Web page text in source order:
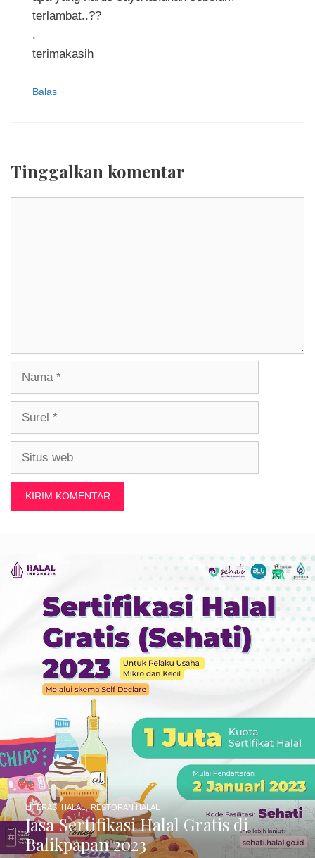
terlambat..??
.
terimakasih
Balas
Tinggalkan komentar
Nama
Surel
Situs
Jasa Sertifikasi Halal Gratis di
Balikpapan 2023
LITERASI HALAL,RESTORAN HALAL